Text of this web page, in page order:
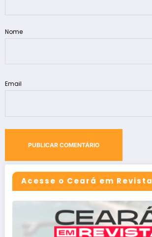
Nome
Email
Acesse o Ceará em Revista